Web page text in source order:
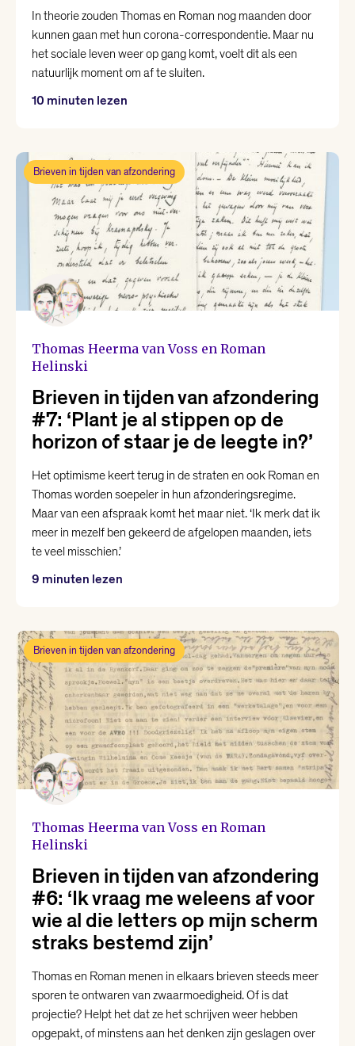
Philip Huff
Roman Helinski
Roos van Rijswijk
Thomas Heerma van Voss
Yannick Dangre
Yentl van Stokkum
In theorie zouden Thomas en Roman nog maanden door
kunnen gaan met hun corona-correspondentie. Maar nu
het sociale leven weer op gang komt, voelt dit als een
natuurlijk moment om af te sluiten.
10 minuten lezen
Brieven in tijden van afzondering
Thomas Heerma van Voss en Roman
Helinski
Brieven in tijden van afzondering
#7: ‘Plant je al stippen op de
horizon of staar je de leegte in?’
Het optimisme keert terug in de straten en ook Roman en
Thomas worden soepeler in hun afzonderingsregime.
Maar van een afspraak komt het maar niet. ‘Ik merk dat ik
meer in mezelf ben gekeerd de afgelopen maanden, iets
te veel misschien.’
9 minuten lezen
Brieven in tijden van afzondering
Thomas Heerma van Voss en Roman
Helinski
Brieven in tijden van afzondering
#6: ‘Ik vraag me weleens af voor
wie al die letters op mijn scherm
straks bestemd zijn’
Thomas en Roman menen in elkaars brieven steeds meer
sporen te ontwaren van zwaarmoedigheid. Of is dat
projectie? Helpt het dat ze het schrijven weer hebben
opgepakt, of minstens aan het denken zijn geslagen over